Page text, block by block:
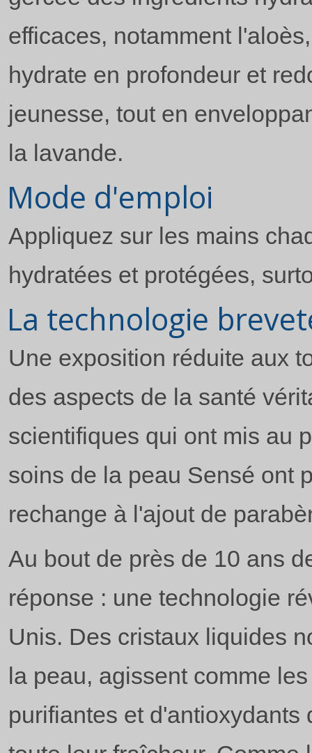
efficaces, notamment
hydrate en profondeur et
jeunesse, tout en
la lavande.
Mode d'emploi
Appliquez sur les mains
hydratées et protégées,
La technologie
Une exposition réduite aux
des aspects de la santé
scientifiques qui ont mis au
soins de la peau Sensé ont
rechange à l'ajout de
Au bout de près de 10 ans
réponse : une technologie
Unis. Des cristaux liquides
la peau, agissent comme
purifiantes et